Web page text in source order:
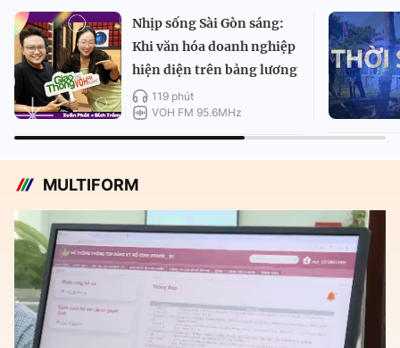
Nhịp sống Sài Gòn sáng:
Khi văn hóa doanh nghiệp
hiện diện trên bảng lương
119 phút
VOH FM 95.6MHz
MULTIFORM